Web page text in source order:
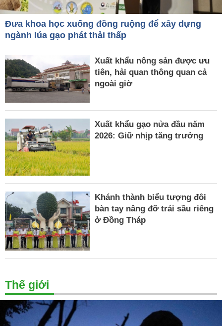
Đưa khoa học xuống đồng ruộng để xây dựng
ngành lúa gạo phát thải thấp
Xuất khẩu nông sản được ưu
tiên, hải quan thông quan cả
ngoài giờ
Xuất khẩu gạo nửa đầu năm
2026: Giữ nhịp tăng trưởng
Khánh thành biểu tượng đôi
bàn tay nâng đỡ trái sầu riêng
ở Đồng Tháp
Thế giới